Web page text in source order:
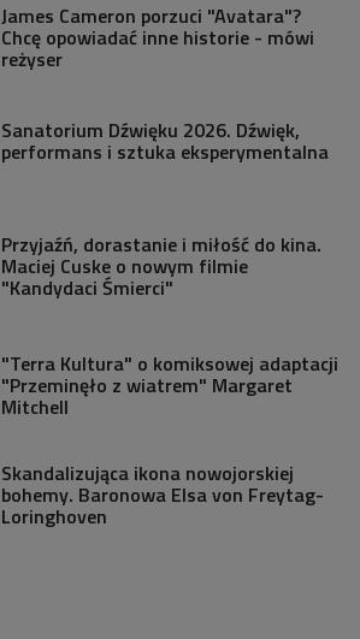
James Cameron porzuci "Avatara"?
Chcę opowiadać inne historie - mówi
reżyser
Sanatorium Dźwięku 2026. Dźwięk,
performans i sztuka eksperymentalna
Przyjaźń, dorastanie i miłość do kina.
Maciej Cuske o nowym filmie
"Kandydaci Śmierci"
"Terra Kultura" o komiksowej adaptacji
"Przeminęło z wiatrem" Margaret
Mitchell
Skandalizująca ikona nowojorskiej
bohemy. Baronowa Elsa von Freytag-
Loringhoven